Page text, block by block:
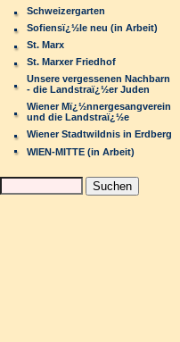
Schweizergarten
Sofiensï¿½le neu (in Arbeit)
St. Marx
St. Marxer Friedhof
Unsere vergessenen Nachbarn
- die Landstraï¿½er Juden
Wiener Mï¿½nnergesangverein
und die Landstraï¿½e
Wiener Stadtwildnis in Erdberg
WIEN-MITTE (in Arbeit)